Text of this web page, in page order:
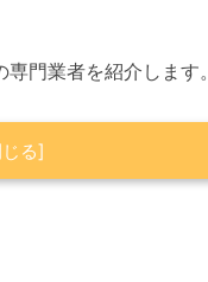
門業者を紹介します。